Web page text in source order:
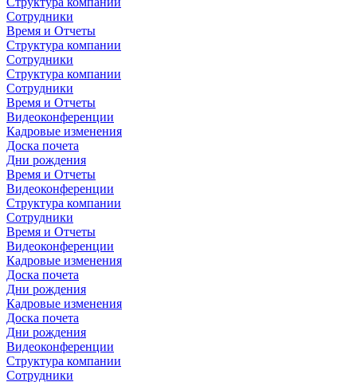
Сотрудники
Время и Отчеты
Структура компании
Сотрудники
Структура компании
Сотрудники
Время и Отчеты
Видеоконференции
Кадровые изменения
Доска почета
Дни рождения
Время и Отчеты
Видеоконференции
Структура компании
Сотрудники
Время и Отчеты
Видеоконференции
Кадровые изменения
Доска почета
Дни рождения
Кадровые изменения
Доска почета
Дни рождения
Видеоконференции
Структура компании
Сотрудники